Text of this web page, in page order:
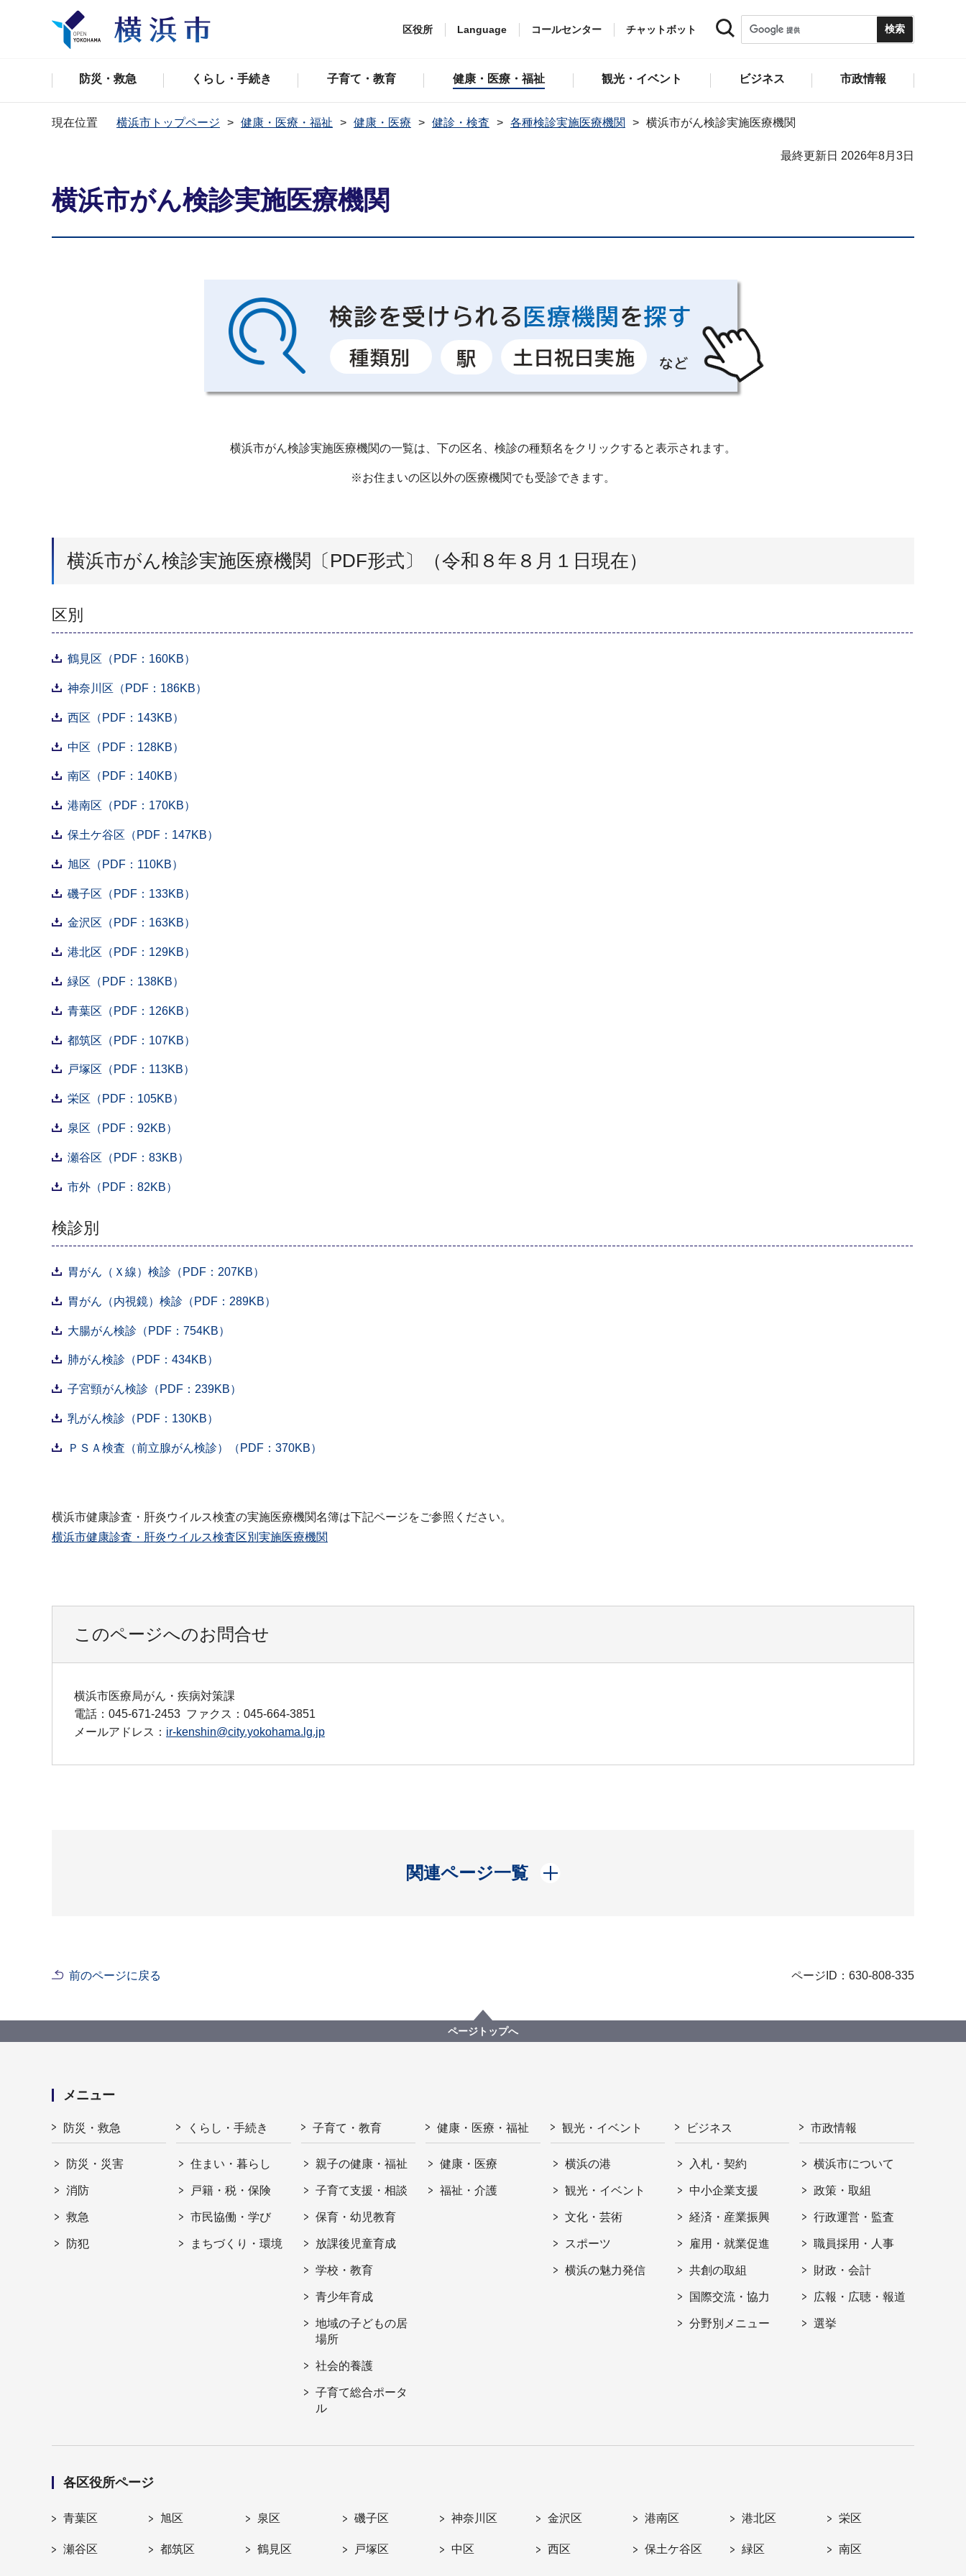
区役所 Language コールセンター チャットボット
防災・救急 くらし・手続き 子育て・教育 健康・医療・福祉 観光・イベント ビジネス 市政情報
現在位置 横浜市トップページ 健康・医療・福祉 健康・医療 健診・検査 各種検診実施医療機関 横浜市がん検診実施医療機関
最終更新日 2026年8月3日
横浜市がん検診実施医療機関
横浜市がん検診実施医療機関の一覧は、下の区名、検診の種類名をクリックすると表示されます。
※お住まいの区以外の医療機関でも受診できます。
横浜市がん検診実施医療機関〔PDF形式〕（令和８年８月１日現在）
区別
鶴見区（PDF：160KB）
神奈川区（PDF：186KB）
西区（PDF：143KB）
中区（PDF：128KB）
南区（PDF：140KB）
港南区（PDF：170KB）
保土ケ谷区（PDF：147KB）
旭区（PDF：110KB）
磯子区（PDF：133KB）
金沢区（PDF：163KB）
港北区（PDF：129KB）
緑区（PDF：138KB）
青葉区（PDF：126KB）
都筑区（PDF：107KB）
戸塚区（PDF：113KB）
栄区（PDF：105KB）
泉区（PDF：92KB）
瀬谷区（PDF：83KB）
市外（PDF：82KB）
検診別
胃がん（Ｘ線）検診（PDF：207KB）
胃がん（内視鏡）検診（PDF：289KB）
大腸がん検診（PDF：754KB）
肺がん検診（PDF：434KB）
子宮頸がん検診（PDF：239KB）
乳がん検診（PDF：130KB）
ＰＳＡ検査（前立腺がん検診）（PDF：370KB）
横浜市健康診査・肝炎ウイルス検査の実施医療機関名簿は下記ページをご参照ください。
横浜市健康診査・肝炎ウイルス検査区別実施医療機関
このページへのお問合せ
横浜市医療局がん・疾病対策課
電話：045-671-2453 ファクス：045-664-3851
メールアドレス： ir-kenshin@city.yokohama.lg.jp
関連ページ一覧
開く
前のページに戻る ページID：630-808-335
ページトップへ
メニュー
防災・救急
防災・災害
消防
救急
防犯
くらし・手続き
住まい・暮らし
戸籍・税・保険
市民協働・学び
まちづくり・環境
子育て・教育
親子の健康・福祉
子育て支援・相談
保育・幼児教育
放課後児童育成
学校・教育
青少年育成
地域の子どもの居
場所
社会的養護
子育て総合ポータ
ル
健康・医療・福祉
健康・医療
福祉・介護
観光・イベント
横浜の港
観光・イベント
文化・芸術
スポーツ
横浜の魅力発信
ビジネス
入札・契約
中小企業支援
経済・産業振興
雇用・就業促進
共創の取組
国際交流・協力
分野別メニュー
市政情報
横浜市について
政策・取組
行政運営・監査
職員採用・人事
財政・会計
広報・広聴・報道
選挙
各区役所ページ
青葉区 旭区 泉区 磯子区 神奈川区 金沢区 港南区 港北区 栄区
瀬谷区 都筑区 鶴見区 戸塚区 中区 西区 保土ケ谷区 緑区 南区